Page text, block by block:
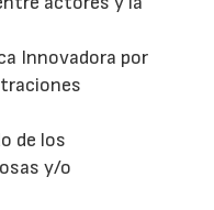
Innovadora por
de los
y/o